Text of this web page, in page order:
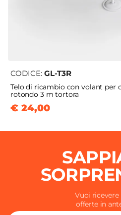
CODICE: GL-T3R
Telo di ricambio con volant per
rotondo 3 m tortora
€ 24,00
Vuoi ricevere
offerte in